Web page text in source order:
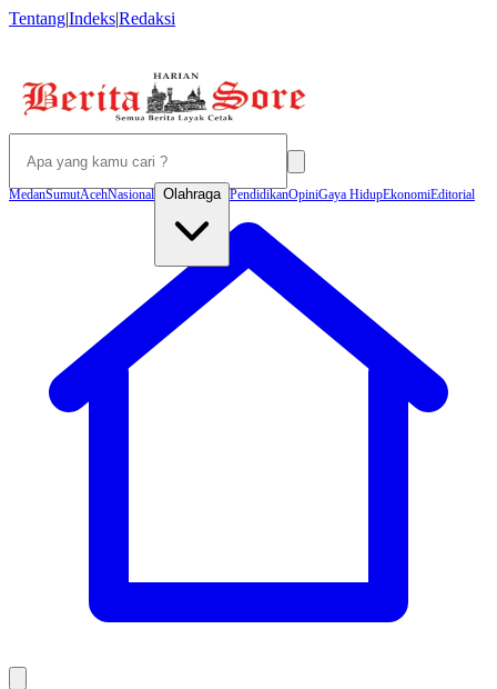
Tentang|Indeks|Redaksi
MedanSumutAcehNasional Olahraga PendidikanOpiniGaya HidupEkonomiEditorial